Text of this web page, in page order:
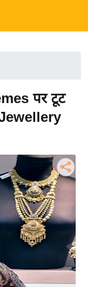
पर टूट